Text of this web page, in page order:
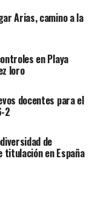
Arias, camino a la
en Playa
loro
docentes para el
2
de
titulación en España